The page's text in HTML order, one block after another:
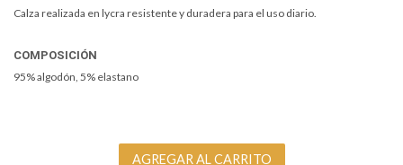
Calza realizada en lycra resistente y duradera para el uso diario.
COMPOSICIÓN
95% algodón, 5% elastano